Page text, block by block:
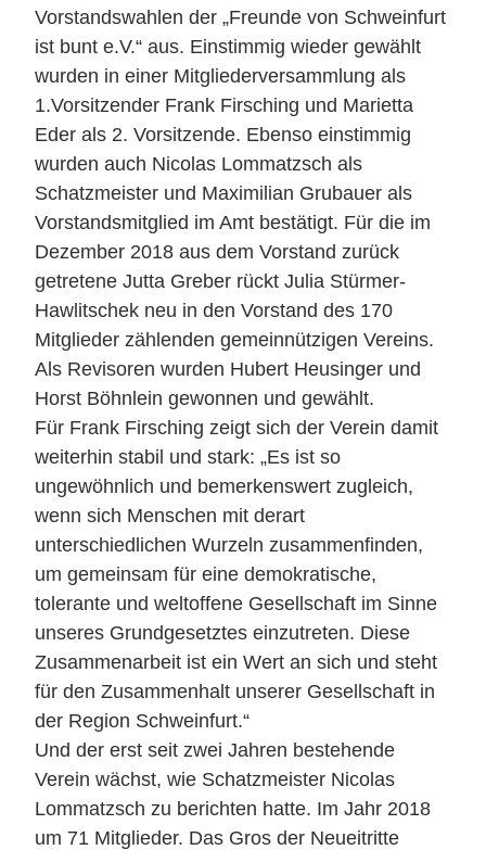
Vorstandswahlen der „Freunde von Schweinfurt
ist bunt e.V.“ aus. Einstimmig wieder gewählt
wurden in einer Mitgliederversammlung als
1.Vorsitzender Frank Firsching und Marietta
Eder als 2. Vorsitzende. Ebenso einstimmig
wurden auch Nicolas Lommatzsch als
Schatzmeister und Maximilian Grubauer als
Vorstandsmitglied im Amt bestätigt. Für die im
Dezember 2018 aus dem Vorstand zurück
getretene Jutta Greber rückt Julia Stürmer-
Hawlitschek neu in den Vorstand des 170
Mitglieder zählenden gemeinnützigen Vereins.
Als Revisoren wurden Hubert Heusinger und
Horst Böhnlein gewonnen und gewählt.
Für Frank Firsching zeigt sich der Verein damit
weiterhin stabil und stark: „Es ist so
ungewöhnlich und bemerkenswert zugleich,
wenn sich Menschen mit derart
unterschiedlichen Wurzeln zusammenfinden,
um gemeinsam für eine demokratische,
tolerante und weltoffene Gesellschaft im Sinne
unseres Grundgesetztes einzutreten. Diese
Zusammenarbeit ist ein Wert an sich und steht
für den Zusammenhalt unserer Gesellschaft in
der Region Schweinfurt.“
Und der erst seit zwei Jahren bestehende
Verein wächst, wie Schatzmeister Nicolas
Lommatzsch zu berichten hatte. Im Jahr 2018
um 71 Mitglieder. Das Gros der Neueitritte